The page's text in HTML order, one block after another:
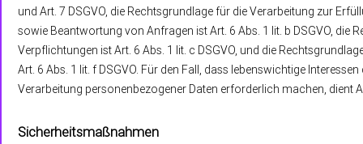
und Art. 7 DSGVO, die Rechtsgrundlage für die Verarbeitung zur
sowie Beantwortung von Anfragen ist Art. 6 Abs. 1 lit. b DSGVO,
Verpflichtungen ist Art. 6 Abs. 1 lit. c DSGVO, und die
Art. 6 Abs. 1 lit. f DSGVO. Für den Fall, dass lebenswichtige
Verarbeitung personenbezogener Daten erforderlich machen, dient
Sicherheitsmaßnahmen